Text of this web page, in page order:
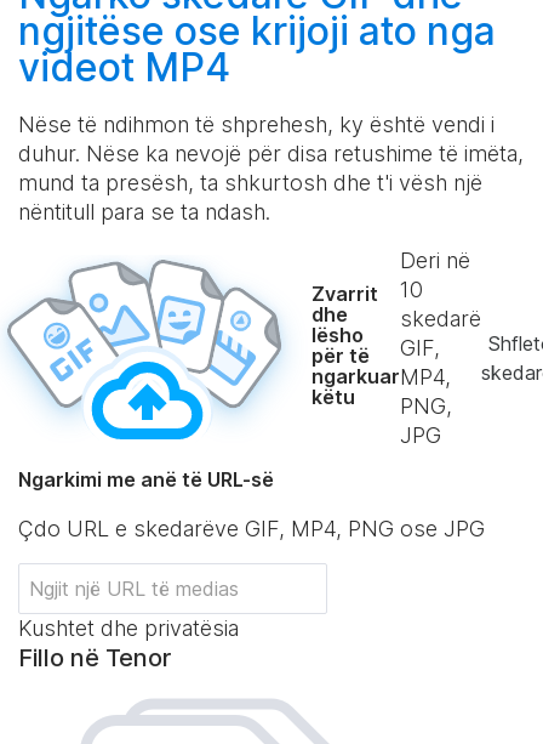
ngjitëse ose krijoji ato nga
videot MP4
Nëse të ndihmon të shprehesh, ky është vendi i
duhur. Nëse ka nevojë për disa retushime të imëta,
mund ta presësh, ta shkurtosh dhe t'i vësh një
nëntitull para se ta ndash.
Zvarrit
dhe
lësho
për të
ngarkuar
këtu
Deri në
10
skedarë
GIF,
MP4,
PNG,
JPG
Ngarkimi me anë të URL-së
Çdo URL e skedarëve GIF, MP4, PNG ose JPG
Kushtet dhe privatësia
Fillo në Tenor